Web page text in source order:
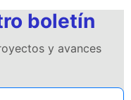
boletín
y avances